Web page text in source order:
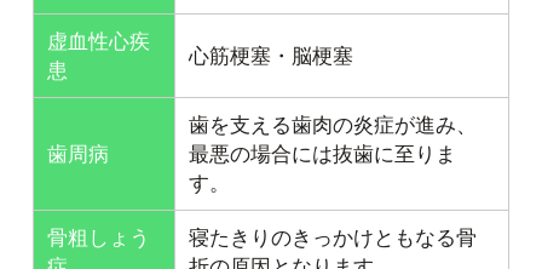
虚血性心疾
患
心筋梗塞・脳梗塞
歯周病
歯を支える歯肉の炎症が進み、
最悪の場合には抜歯に至りま
す。
骨粗しょう
寝たきりのきっかけともなる骨